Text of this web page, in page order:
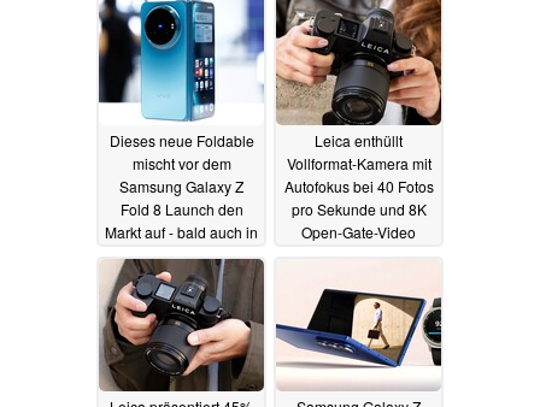
Dieses neue Foldable
mischt vor dem
Samsung Galaxy Z
Fold 8 Launch den
Markt auf - bald auch in
Europa26.06.2026
Leica enthüllt
Vollformat-Kamera mit
Autofokus bei 40 Fotos
pro Sekunde und 8K
Open-Gate-Video